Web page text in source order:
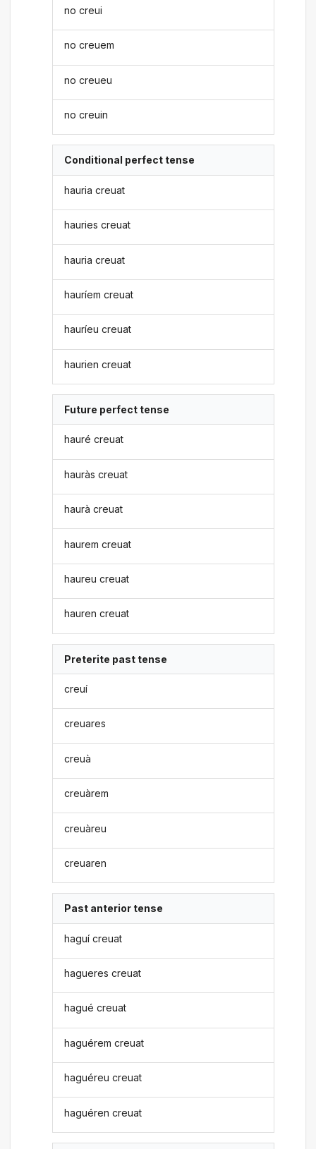
no creui
no creuem
no creueu
no creuin
Conditional perfect tense
hauria creuat
hauries creuat
hauria creuat
hauríem creuat
hauríeu creuat
haurien creuat
Future perfect tense
hauré creuat
hauràs creuat
haurà creuat
haurem creuat
haureu creuat
hauren creuat
Preterite past tense
creuí
creuares
creuà
creuàrem
creuàreu
creuaren
Past anterior tense
haguí creuat
hagueres creuat
hagué creuat
haguérem creuat
haguéreu creuat
haguéren creuat